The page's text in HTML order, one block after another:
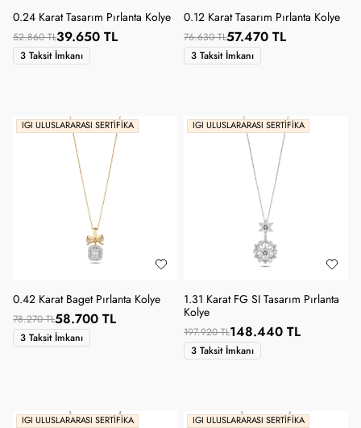
0.24 Karat Tasarım Pırlanta Kolye
52.860 TL39.650 TL
3 Taksit İmkanı
0.12 Karat Tasarım Pırlanta Kolye
76.630 TL57.470 TL
3 Taksit İmkanı
IGI ULUSLARARASI SERTIFIKA
0.42 Karat Baget Pırlanta Kolye
78.270 TL58.700 TL
3 Taksit İmkanı
IGI ULUSLARARASI SERTIFIKA
1.31 Karat FG SI Tasarım Pırlanta
Kolye
197.920 TL148.440 TL
3 Taksit İmkanı
IGI ULUSLARARASI SERTIFIKA IGI ULUSLARARASI SERTIFIKA